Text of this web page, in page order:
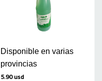
Disponible en varias
provincias
5.90 usd